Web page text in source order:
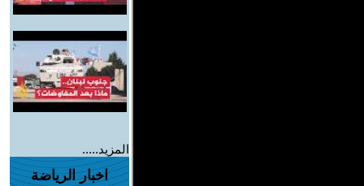
المزيد.....
اخبار الرياضة